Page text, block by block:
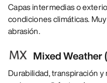
Capas intermedias o
condiciones climáticas.
abrasión.
Mixed Weather
Durabilidad, transpiración